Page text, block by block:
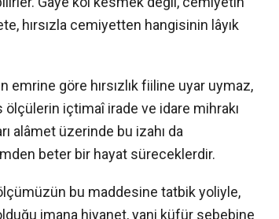
hırsızla cemiyetten hangisinin lâyık
göre hırsızlık fiiline uyar uymaz,
ölçülerin içtimaî irade ve idare mihrakı
alâmet üzerinde bu izahı da
beter bir hayat süreceklerdir.
bu maddesine tatbik yoliyle,
imana hiyanet, yani küfür sebebine